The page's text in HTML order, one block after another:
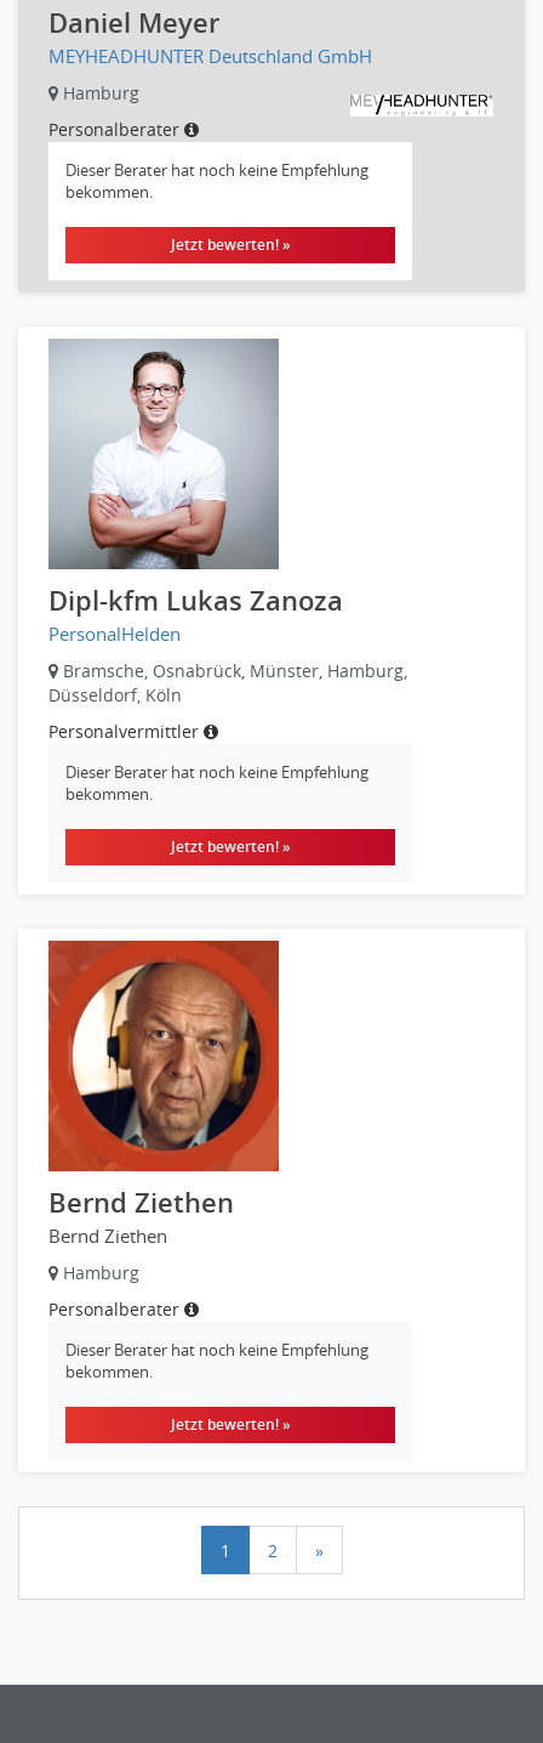
Daniel Meyer
MEYHEADHUNTER Deutschland GmbH
Hamburg
Personalberater
Dieser Berater hat noch keine Empfehlung
bekommen.
Jetzt bewerten! »
Dipl-kfm Lukas Zanoza
PersonalHelden
Bramsche, Osnabrück, Münster, Hamburg,
Düsseldorf, Köln
Personalvermittler
Dieser Berater hat noch keine Empfehlung
bekommen.
Jetzt bewerten! »
Bernd Ziethen
Bernd Ziethen
Hamburg
Personalberater
Dieser Berater hat noch keine Empfehlung
bekommen.
Jetzt bewerten! »
1 2 »